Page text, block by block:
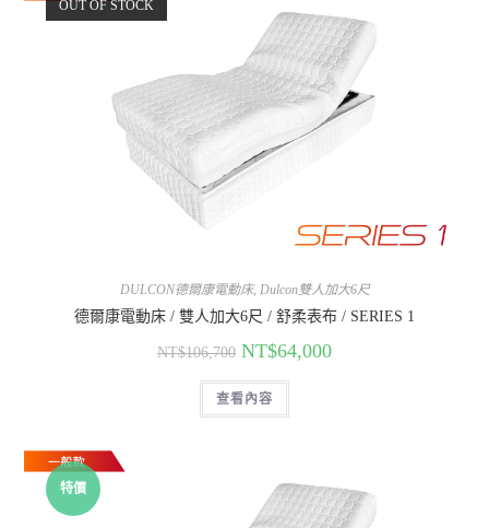
OUT OF STOCK
DULCON德爾康電動床, Dulcon雙人加大6尺
德爾康電動床 / 雙人加大6尺 / 舒柔表布 / SERIES 1
NT$106,700 NT$64,000
查看內容
特價